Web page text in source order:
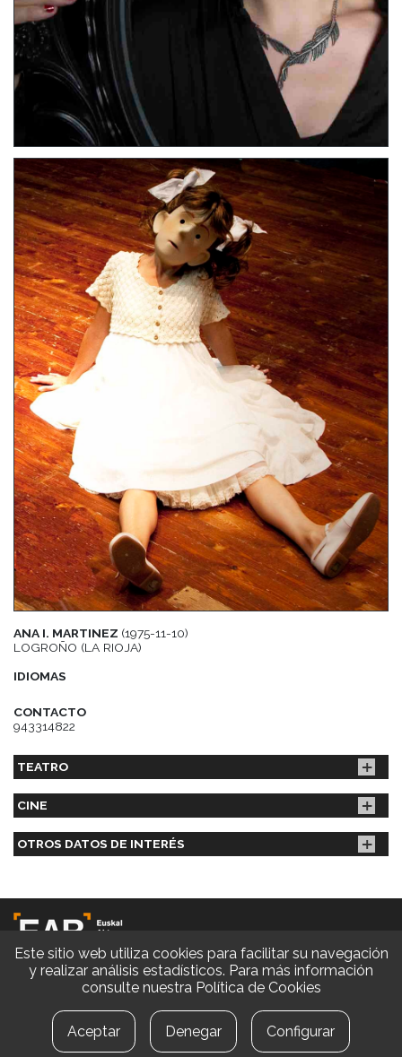
ANA I. MARTINEZ (1975-11-10)
LOGROÑO (LA RIOJA)
IDIOMAS
CONTACTO
943314822
TEATRO
CINE
OTROS DATOS DE INTERÉS
Aviso legal
Política de privacidad
Cambiar la configuración de las cookies
Este sitio web utiliza cookies para facilitar su navegación
y realizar análisis estadísticos. Para más información
consulte nuestra Política de Cookies
Aceptar Denegar Configurar